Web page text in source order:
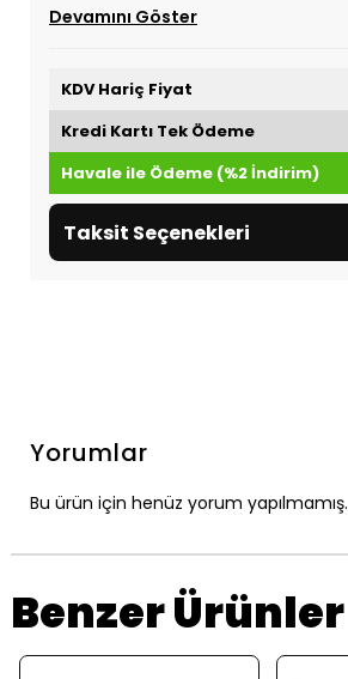
Devamını Göster
KDV Hariç Fiyat
Kredi Kartı Tek Ödeme
Havale ile Ödeme (%2 İndirim)
Taksit Seçenekleri
Yorumlar
Bu ürün için henüz yorum yapılmamış.
Benzer Ürünler